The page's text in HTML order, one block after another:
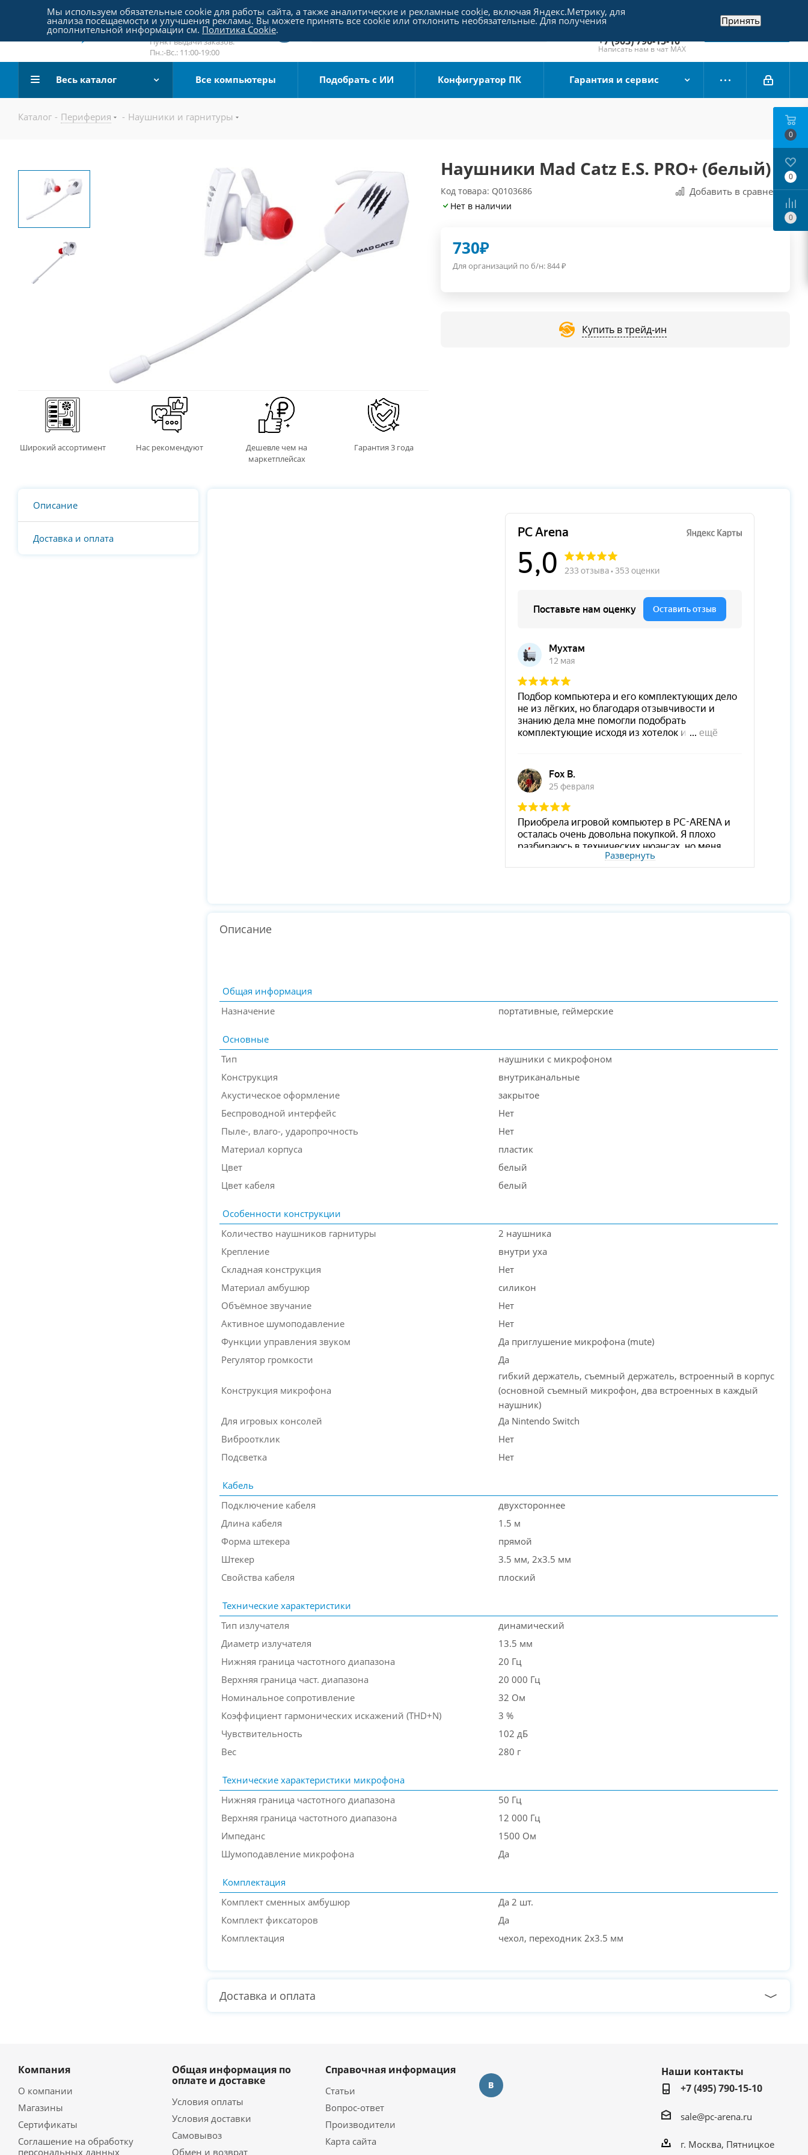
Пятницкое шоссе 18, пав. 267
email:sale@pc-arena.ru
Пн.:-Вс.: 10:00-20:00
Пункт выдачи заказов:
Пн.:-Вс.: 11:00-19:00
+7 (495) 790-15-10
Отдел продаж
+7 (903) 790-15-10
Написать нам в чат MAX
Заказать звонок
Весь каталог Все компьютеры Подобрать с ИИ Конфигуратор ПК Гарантия и сервис
Каталог - Периферия - Наушники и гарнитуры
Широкий ассортимент Нас рекомендуют
Дешевле чем на
маркетплейсах
Гарантия 3 года
Наушники Mad Catz E.S. PRO+ (белый)
Код товара: Q0103686 Добавить в сравнения
Нет в наличии
730₽
Для организаций по б/н:844₽
Купить в трейд-ин
Описание
Доставка и оплата
Развернуть
Описание
Общая информация
Назначение
портативные, геймерские
Основные
Тип
наушники с микрофоном
Конструкция
внутриканальные
Акустическое оформление
закрытое
Беспроводной интерфейс
Нет
Пыле-, влаго-, ударопрочность
Нет
Материал корпуса
пластик
Цвет
белый
Цвет кабеля
белый
Особенности конструкции
Количество наушников гарнитуры
2 наушника
Крепление
внутри уха
Складная конструкция
Нет
Материал амбушюр
силикон
Объёмное звучание
Нет
Активное шумоподавление
Нет
Функции управления звуком
Да приглушение микрофона (mute)
Регулятор громкости
Да
Конструкция микрофона
гибкий держатель, съемный держатель, встроенный в корпус
(основной съемный микрофон, два встроенных в каждый
наушник)
Для игровых консолей
Да Nintendo Switch
Виброотклик
Нет
Подсветка
Нет
Кабель
Подключение кабеля
двухстороннее
Длина кабеля
1.5 м
Форма штекера
прямой
Штекер
3.5 мм, 2x3.5 мм
Свойства кабеля
плоский
Технические характеристики
Тип излучателя
динамический
Диаметр излучателя
13.5 мм
Нижняя граница частотного диапазона
20 Гц
Верхняя граница част. диапазона
20 000 Гц
Номинальное сопротивление
32 Ом
Коэффициент гармонических искажений (THD+N)
3 %
Чувствительность
102 дБ
Вес
280 г
Технические характеристики микрофона
Нижняя граница частотного диапазона
50 Гц
Верхняя граница частотного диапазона
12 000 Гц
Импеданс
1500 Ом
Шумоподавление микрофона
Да
Комплектация
Комплект сменных амбушюр
Да 2 шт.
Комплект фиксаторов
Да
Комплектация
чехол, переходник 2х3.5 мм
Доставка и оплата
Компания
О компании
Магазины
Сертификаты
Соглашение на обработку
персональных данных
Общая информация по
оплате и доставке
Условия оплаты
Условия доставки
Самовывоз
Обмен и возврат
Справочная информация
Статьи
Вопрос-ответ
Производители
Карта сайта
Наши контакты
+7 (495) 790-15-10
sale@pc-arena.ru
г. Москва, Пятницкое
0
0
0
Мы используем обязательные cookie для работы сайта, а также аналитические и рекламные cookie, включая Яндекс.Метрику, для
анализа посещаемости и улучшения рекламы. Вы можете принять все cookie или отклонить необязательные. Для получения
дополнительной информации см. Политика Cookie.
Принять